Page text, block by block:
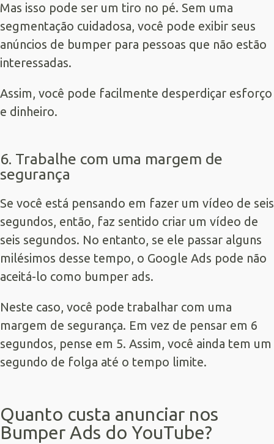
Mas isso pode ser um tiro no pé. Sem uma
segmentação cuidadosa, você pode exibir seus
anúncios de bumper para pessoas que não estão
interessadas.
Assim, você pode facilmente desperdiçar esforço
e dinheiro.
6. Trabalhe com uma margem de
segurança
Se você está pensando em fazer um vídeo de seis
segundos, então, faz sentido criar um vídeo de
seis segundos. No entanto, se ele passar alguns
milésimos desse tempo, o Google Ads pode não
aceitá-lo como bumper ads.
Neste caso, você pode trabalhar com uma
margem de segurança. Em vez de pensar em 6
segundos, pense em 5. Assim, você ainda tem um
segundo de folga até o tempo limite.
Quanto custa anunciar nos
Bumper Ads do YouTube?